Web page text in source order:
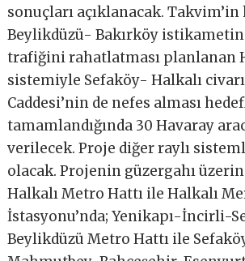
sonuçları açıklanacak.
Beylikdüzü- Bakırköy
trafiğini rahatlatması planlanan
sistemiyle Sefaköy- Halkalı
Caddesi’nin de nefes alması
tamamlandığında 30 Havaray
verilecek. Proje diğer raylı
olacak. Projenin güzergahı
Halkalı Metro Hattı ile Halkalı
İstasyonu’nda; Yenikapı-İncirli-
Beylikdüzü Metro Hattı ile